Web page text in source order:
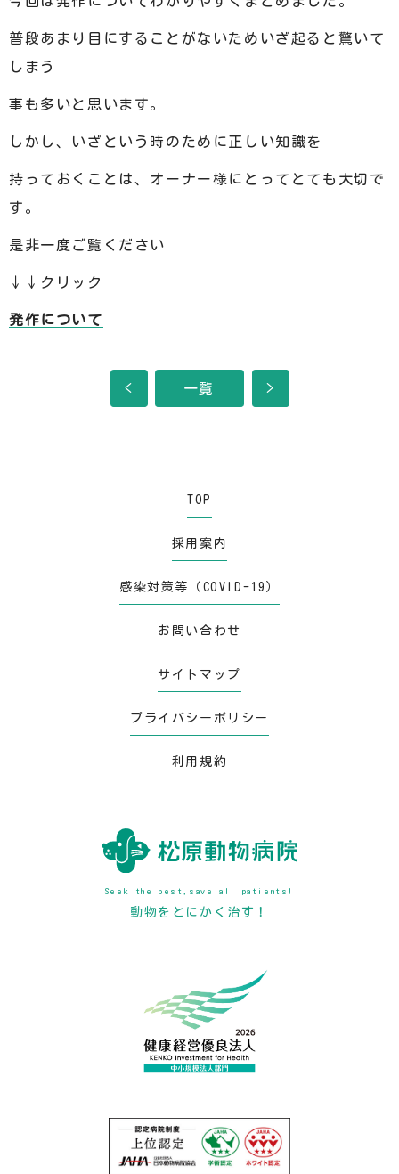
普段あまり目にすることがないためいざ起ると驚いて
しまう
事も多いと思います。
しかし、いざという時のために正しい知識を
持っておくことは、オーナー様にとってとても大切で
す。
是非一度ご覧ください
↓↓クリック
発作について
< 一覧 >
TOP
採用案内
感染対策等（COVID-19）
お問い合わせ
サイトマップ
プライバシーポリシー
利用規約
Seek the best,save all patients!
動物をとにかく治す！